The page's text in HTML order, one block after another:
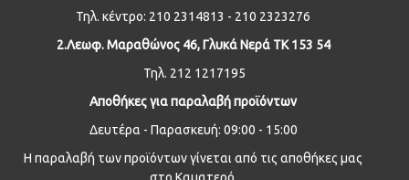
Τηλ. κέντρο: 210 2314813 - 210 2323276
2.Λεωφ. Μαραθώνος 46, Γλυκά Νερά ΤΚ 153 54
Τηλ. 212 1217195
Αποθήκες για παραλαβή προϊόντων
Δευτέρα - Παρασκευή: 09:00 - 15:00
Η παραλαβή των προϊόντων γίνεται από τις αποθήκες μας
στο Καματερό.